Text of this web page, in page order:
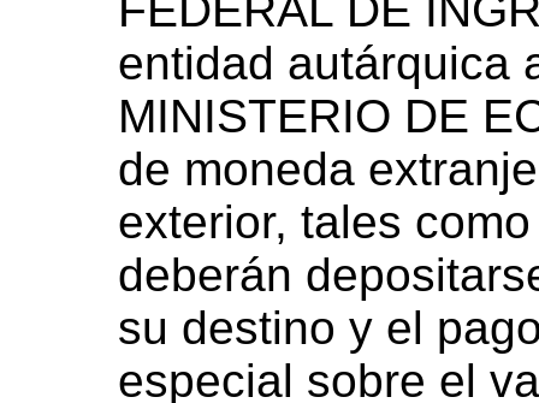
entidad autárquica
MINISTERIO DE
de moneda
exterior, tales
deberán
su destino y el
especial sobre el